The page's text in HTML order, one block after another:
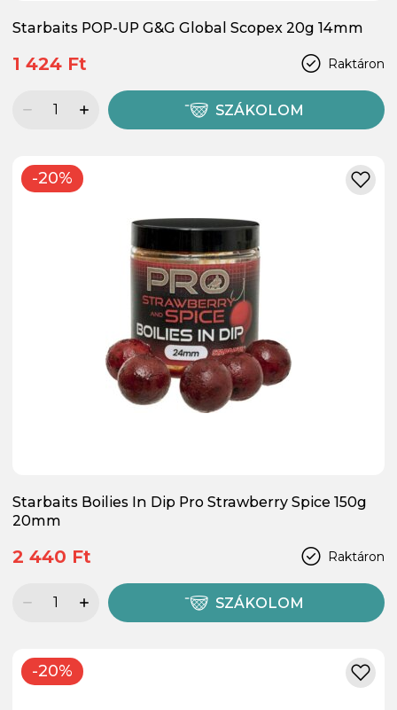
Starbaits POP-UP G&G Global Scopex 20g 14mm
Raktáron
1 424 Ft
SZÁKOLOM
-20%
Starbaits Boilies In Dip Pro Strawberry Spice 150g
20mm
Raktáron
2 440 Ft
SZÁKOLOM
-20%